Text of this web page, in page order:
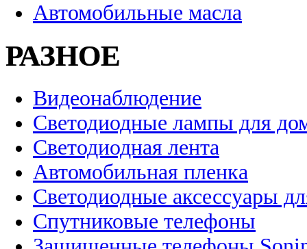
Автомобильные масла
РАЗНОЕ
Видеонаблюдение
Светодиодные лампы для
Светодиодная лента
Автомобильная пленка
Светодиодные аксессуары
Спутниковые телефоны